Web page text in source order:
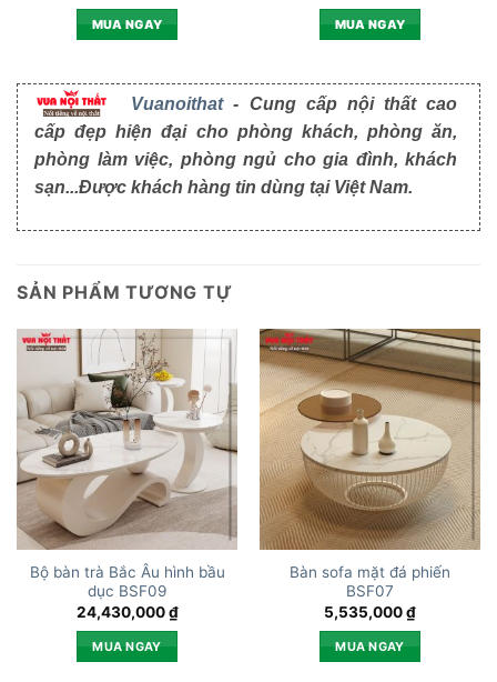
MUA NGAY MUA NGAY
Vuanoithat- Cung cấp nội thất cao
cấp đẹp hiện đại cho phòng khách, phòng ăn,
phòng làm việc, phòng ngủ cho gia đình, khách
sạn...Được khách hàng tin dùng tại Việt Nam.
SẢN PHẨM TƯƠNG TỰ
Bộ bàn trà Bắc Âu hình bầu
dục BSF09
24,430,000₫
MUA NGAY
Bàn sofa mặt đá phiến
BSF07
5,535,000₫
MUA NGAY